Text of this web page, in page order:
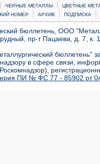
| ЧЕРНЫЕ МЕТАЛЛЫ |
ЦВЕТНЫЕ
НОМЕР | АРХИВ | ПОДПИСКА |
бюллетень, ООО
пр-т Пацаева, д. 7,
бюллетень"
в сфере связи,
ПИ № ФС 77 - 85902 от 04